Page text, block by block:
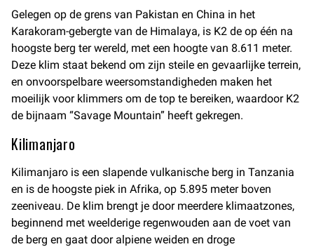
Gelegen op de grens van Pakistan en China in het
Karakoram-gebergte van de Himalaya, is K2 de op één na
hoogste berg ter wereld, met een hoogte van 8.611 meter.
Deze klim staat bekend om zijn steile en gevaarlijke terrein,
en onvoorspelbare weersomstandigheden maken het
moeilijk voor klimmers om de top te bereiken, waardoor K2
de bijnaam “Savage Mountain” heeft gekregen.
Kilimanjaro
Kilimanjaro is een slapende vulkanische berg in Tanzania
en is de hoogste piek in Afrika, op 5.895 meter boven
zeeniveau. De klim brengt je door meerdere klimaatzones,
beginnend met weelderige regenwouden aan de voet van
de berg en gaat door alpiene weiden en droge